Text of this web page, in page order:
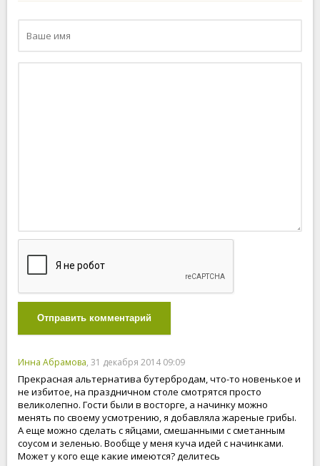
Отправить комментарий
Инна Абрамова, 31 декабря 2014 09:09
Прекрасная альтернатива бутербродам, что-то новенькое и
не избитое, на праздничном столе смотрятся просто
великолепно. Гости были в восторге, а начинку можно
менять по своему усмотрению, я добавляла жареные грибы.
А еще можно сделать с яйцами, смешанными с сметанным
соусом и зеленью. Вообще у меня куча идей с начинками.
Может у кого еще какие имеются? делитесь